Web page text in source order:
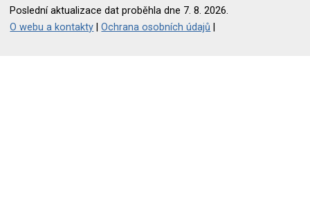
Poslední aktualizace dat proběhla dne 7. 8. 2026.
O webu a kontakty |Ochrana osobních údajů